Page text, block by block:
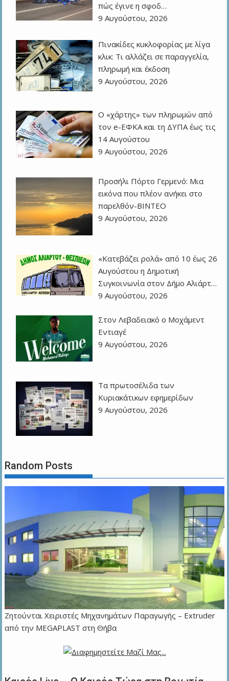
πώς έγινε η σφοδ…
9 Αυγούστου, 2026
Πινακίδες κυκλοφορίας με λίγα
κλικ: Τι αλλάζει σε παραγγελία,
πληρωμή και έκδοση
9 Αυγούστου, 2026
Ο «χάρτης» των πληρωμών από
τον e-ΕΦΚΑ και τη ΔΥΠΑ έως τις
14 Αυγούστου
9 Αυγούστου, 2026
Προσήλι Πόρτο Γερμενό: Μια
εικόνα που πλέον ανήκει στο
παρελθόν-ΒΙΝΤΕΟ
9 Αυγούστου, 2026
«Κατεβάζει ρολά» από 10 έως 26
Αυγούστου η Δημοτική
Συγκοινωνία στον Δήμο Αλιάρτ…
9 Αυγούστου, 2026
Στον Λεβαδειακό ο Μοχάμεντ
Εντιαγέ
9 Αυγούστου, 2026
Τα πρωτοσέλιδα των
Kυριακάτικων εφημερίδων
9 Αυγούστου, 2026
Random Posts
Zητούνται Χειριστές Μηχανημάτων Παραγωγής – Extruder
από την MEGAPLAST στη Θήβα